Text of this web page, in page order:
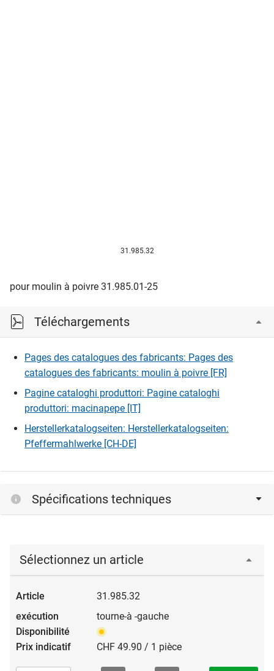
31.985.32
pour moulin à poivre 31.985.01-25
Téléchargements
Pages des catalogues des fabricants: Pages des
catalogues des fabricants: moulin à poivre [FR]
Pagine cataloghi produttori: Pagine cataloghi
produttori: macinapepe [IT]
Herstellerkatalogseiten: Herstellerkatalogseiten:
Pfeffermahlwerke [CH-DE]
Spécifications techniques
Sélectionnez un article
31.985.32
tourne-à -gauche
CHF 49.90 / 1 pièce